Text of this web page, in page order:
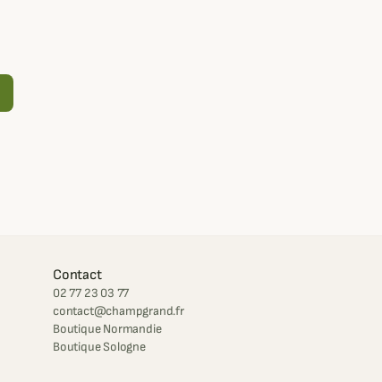
Contact
02 77 23 03 77
contact@champgrand.fr
Boutique Normandie
Boutique Sologne